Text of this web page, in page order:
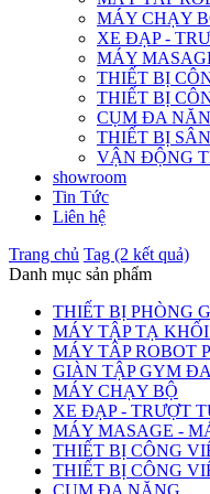
MÁY CHẠY
XE ĐẠP -
MÁY
THIẾT BỊ
THIẾT BỊ
CỤM ĐA
THIẾT BỊ
VẬN ĐỘNG
showroom
Tin Tức
Liên hệ
Trang chủ Tag (2 kết quả)
Danh mục sản phẩm
THIẾT BỊ PHÒNG
MÁY TẬP TẠ KHỐI
MÁY TÂP ROBOT
GIÀN TẬP GYM
MÁY CHẠY BỘ
XE ĐẠP - TRƯỢT
MÁY MASAGE -
THIẾT BỊ CÔNG
THIẾT BỊ CÔNG
CỤM ĐA NĂNG